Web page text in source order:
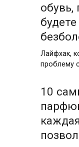
обувь,
Лайфхак,
проблему
10